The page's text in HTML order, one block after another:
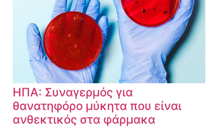
ΗΠΑ: Συναγερμός για
θανατηφόρο μύκητα που είναι
ανθεκτικός στα φάρμακα